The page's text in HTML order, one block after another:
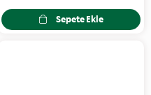
Sepete Ekle